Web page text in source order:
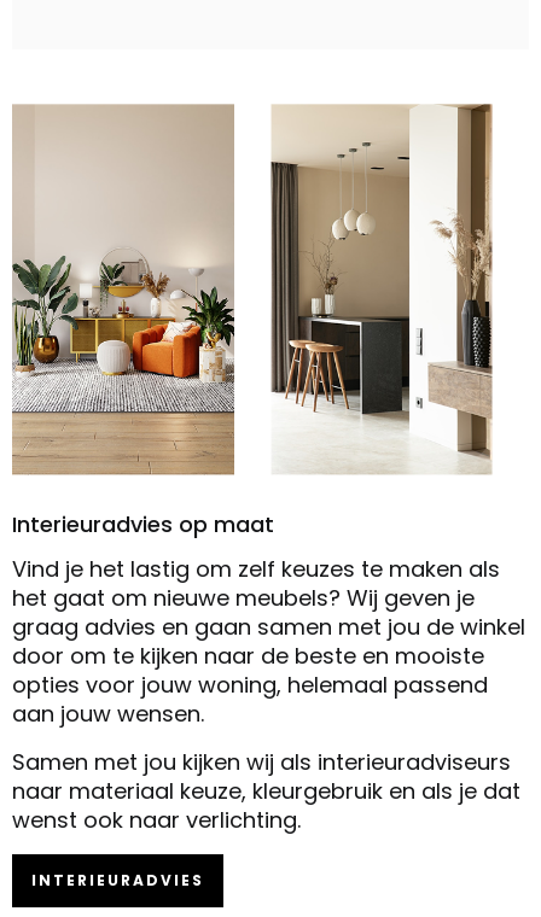
Interieuradvies op maat
Vind je het lastig om zelf keuzes te maken als
het gaat om nieuwe meubels? Wij geven je
graag advies en gaan samen met jou de winkel
door om te kijken naar de beste en mooiste
opties voor jouw woning, helemaal passend
aan jouw wensen.
Samen met jou kijken wij als interieuradviseurs
naar materiaal keuze, kleurgebruik en als je dat
wenst ook naar verlichting.
INTERIEURADVIES